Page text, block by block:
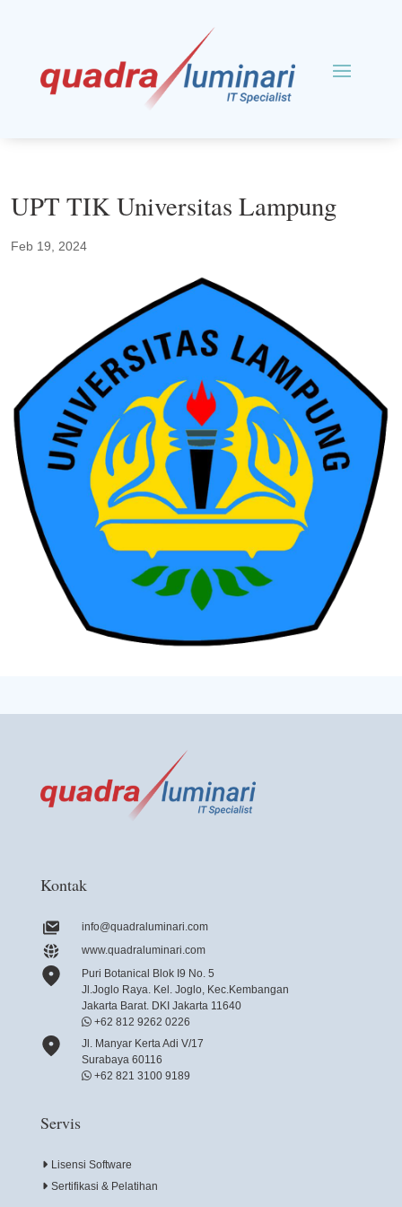
UPT TIK Universitas Lampung
Feb 19, 2024
Kontak
info@quadraluminari.com
www.quadraluminari.com
Puri Botanical Blok I9 No. 5
Jl.Joglo Raya. Kel. Joglo, Kec.Kembangan
Jakarta Barat. DKI Jakarta 11640
+62 812 9262 0226
Jl. Manyar Kerta Adi V/17
Surabaya 60116
+62 821 3100 9189
Servis
Lisensi Software
Sertifikasi & Pelatihan